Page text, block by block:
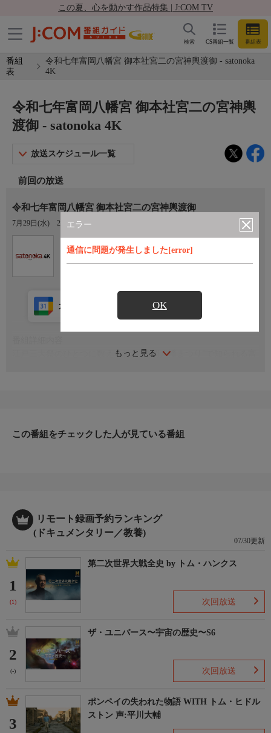
この夏、心を動かす作品特集 | J:COM TV
CS番組一覧 番組表
検索
番組
表
令和七年富岡八幡宮 御本社宮二の宮神輿渡御 - satonoka
4K
エラー
通信に問題が発生しました[error]
OK
令和七年富岡八幡宮 御本社宮二の宮神輿
渡御 - satonoka 4K
放送スケジュール一覧
前回の放送
令和七年富岡八幡宮 御本社宮二の宮神輿渡御
7月29日(水) 23:00〜00:00
satonoka 4K
もっと見る
カレンダー登録 アプリ視聴
江戸三大祭のひとつに数えられる“富岡八幡まつり”で知られる富
この番組をチェックした人が見ている番組
リモート録画予約ランキング
(ドキュメンタリー／教養)
07/30更新
1
(1)
第二次世界大戦全史 by トム・ハンクス
次回放送
2
(-)
ザ・ユニバース〜宇宙の歴史〜S6
次回放送
3
ポンペイの失われた物語 WITH トム・ヒドル
ストン 声:平川大輔